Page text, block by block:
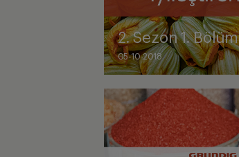
05-10-2018
2. Sezon 1. Bölüm